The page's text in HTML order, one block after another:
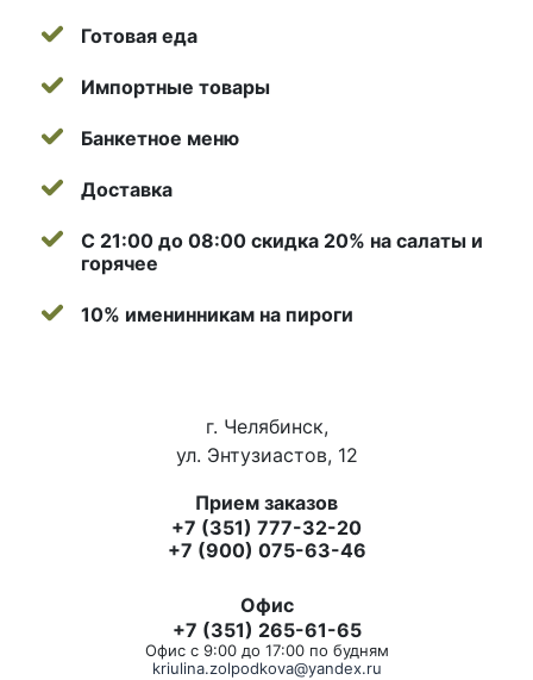
Готовая еда
Импортные товары
Банкетное меню
Доставка
С 21:00 до 08:00 скидка 20% на салаты и
горячее
10% именинникам на пироги
г. Челябинск,
ул. Энтузиастов, 12
Прием заказов
+7 (351) 777-32-20
+7 (900) 075-63-46
Офис
+7 (351) 265-61-65
Офис с 9:00 до 17:00 по будням
kriulina.zolpodkova@yandex.ru